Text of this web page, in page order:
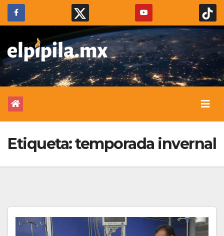
Etiqueta:temporada invernal